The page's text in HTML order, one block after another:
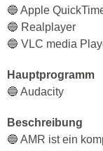
🔵 Apple
🔵 Realplayer
🔵 VLC media
Hauptprogramm
🔵 Audacity
Beschreibung
🔵 AMR ist ein